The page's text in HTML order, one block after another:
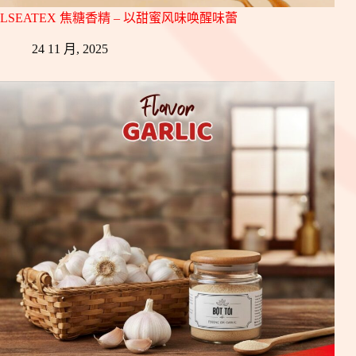
LSEATEX 焦糖香精 – 以甜蜜风味唤醒味蕾
24 11 月, 2025